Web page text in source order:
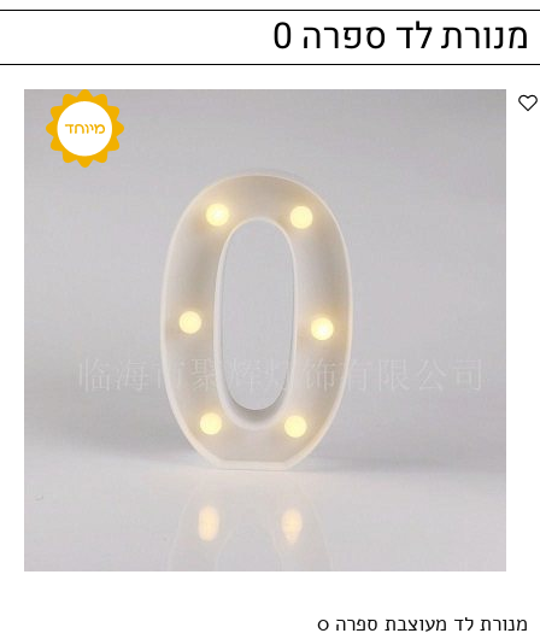
מנורת לד ספרה 0
מנורת לד מעוצבת ספרה 0